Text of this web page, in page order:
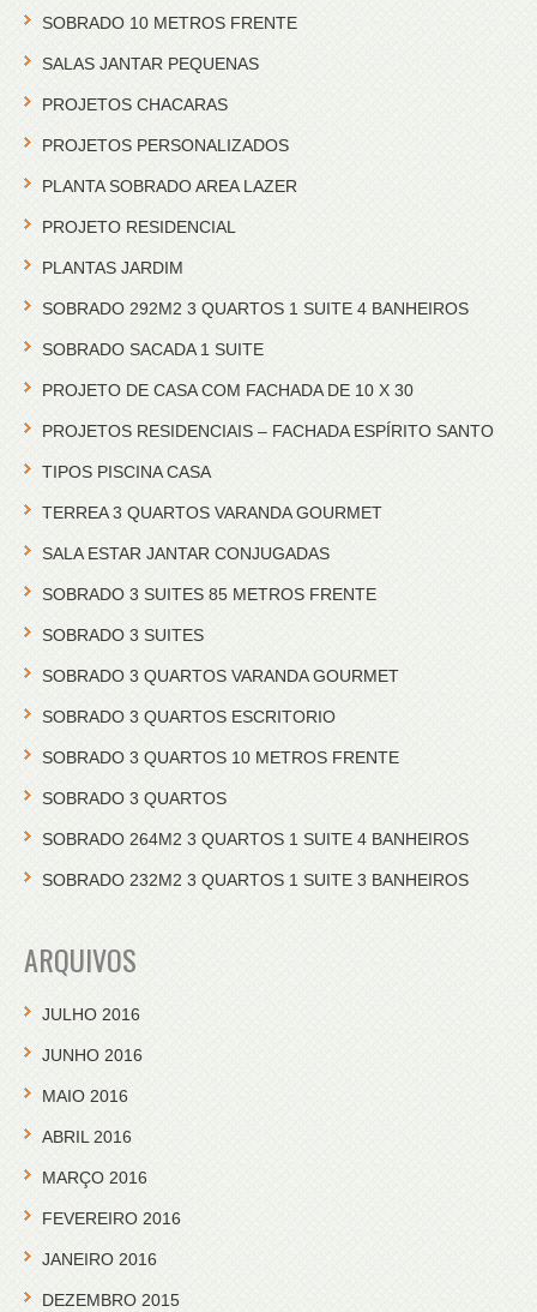
SOBRADO 10 METROS FRENTE
SALAS JANTAR PEQUENAS
PROJETOS CHACARAS
PROJETOS PERSONALIZADOS
PLANTA SOBRADO AREA LAZER
PROJETO RESIDENCIAL
PLANTAS JARDIM
SOBRADO 292M2 3 QUARTOS 1 SUITE 4 BANHEIROS
SOBRADO SACADA 1 SUITE
PROJETO DE CASA COM FACHADA DE 10 X 30
PROJETOS RESIDENCIAIS – FACHADA ESPÍRITO SANTO
TIPOS PISCINA CASA
TERREA 3 QUARTOS VARANDA GOURMET
SALA ESTAR JANTAR CONJUGADAS
SOBRADO 3 SUITES 85 METROS FRENTE
SOBRADO 3 SUITES
SOBRADO 3 QUARTOS VARANDA GOURMET
SOBRADO 3 QUARTOS ESCRITORIO
SOBRADO 3 QUARTOS 10 METROS FRENTE
SOBRADO 3 QUARTOS
SOBRADO 264M2 3 QUARTOS 1 SUITE 4 BANHEIROS
SOBRADO 232M2 3 QUARTOS 1 SUITE 3 BANHEIROS
ARQUIVOS
JULHO 2016
JUNHO 2016
MAIO 2016
ABRIL 2016
MARÇO 2016
FEVEREIRO 2016
JANEIRO 2016
DEZEMBRO 2015